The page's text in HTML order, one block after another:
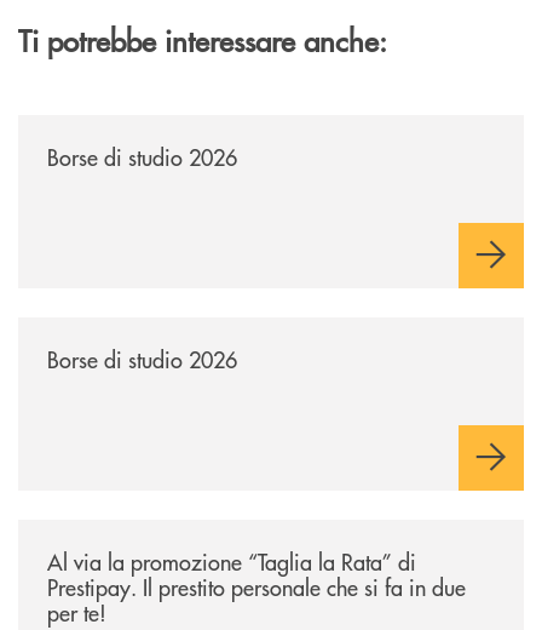
Ti potrebbe interessare anche:
Borse di studio 2026
Borse di studio 2026
Al via la promozione “Taglia la Rata” di
Prestipay. Il prestito personale che si fa in due
per te!